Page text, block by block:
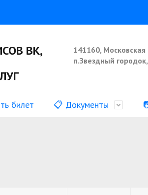
ВК,
141160, Московская
п.Звездный
билет 📋 Документы